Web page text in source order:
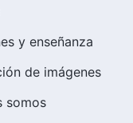
y enseñanza
de imágenes
somos